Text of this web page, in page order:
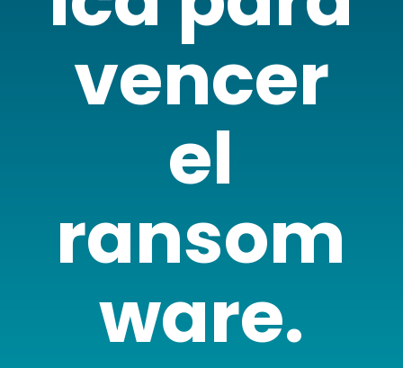
vencer
el
ransom
ware.